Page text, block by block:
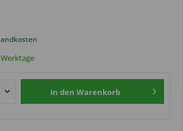
In den Warenkorb